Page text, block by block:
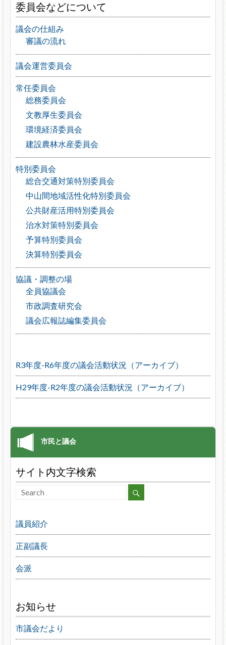
委員会などについて
議会の仕組み
審議の流れ
議会運営委員会
常任委員会
総務委員会
文教厚生委員会
環境経済委員会
建設農林水産委員会
特別委員会
総合交通対策特別委員会
中山間地域活性化特別委員会
公共財産活用特別委員会
治水対策特別委員会
予算特別委員会
決算特別委員会
協議・調整の場
全員協議会
市政調査研究会
議会広報誌編集委員会
R3年度-R6年度の議会活動状況（アーカイブ）
H29年度-R2年度の議会活動状況（アーカイブ）
サイト内文字検索
議員紹介
正副議長
会派
お知らせ
市議会だより